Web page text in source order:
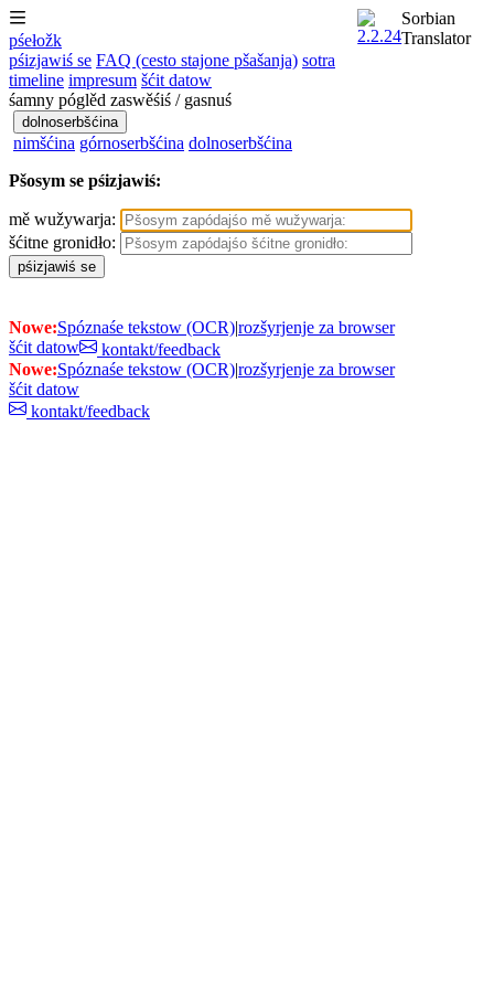
pśełožk
pśizjawiś se FAQ (cesto stajone pšašanja) sotra
timeline impresum šćit datow
śamny póglěd zaswěśiś / gasnuś
Sorbian
Translator
dolnoserbšćina
nimšćina górnoserbšćina dolnoserbšćina
Pšosym se pśizjawiś:
mě wužywarja:
šćitne gronidło:
Nowe:Spóznaśe tekstow (OCR)|rozšyrjenje za browser
šćit datow
kontakt/feedback
Nowe:Spóznaśe tekstow (OCR)|rozšyrjenje za browser
šćit datow
kontakt/feedback